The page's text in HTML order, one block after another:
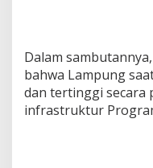
Dalam
bahwa Lampung
dan tertinggi secara
infrastruktur